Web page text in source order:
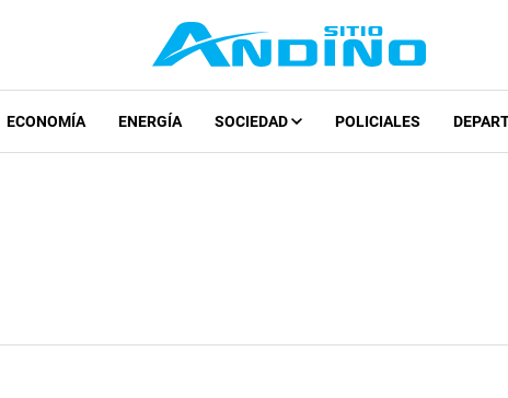
ECONOMÍA ENERGÍA SOCIEDAD POLICIALES